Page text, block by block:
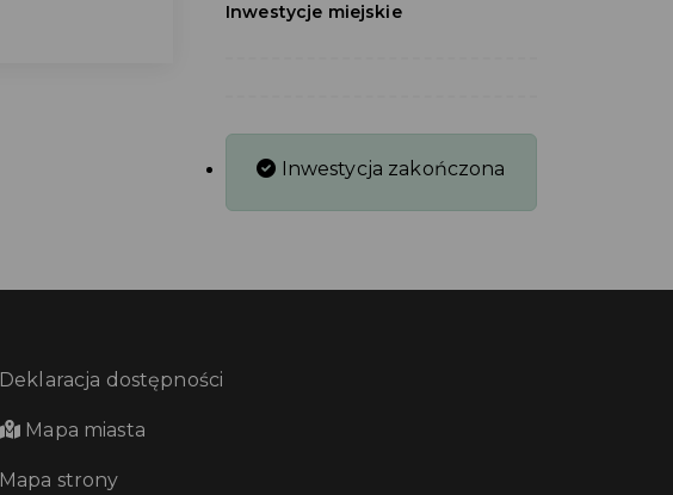
Inwestycje miejskie
Inwestycja zakończona
Deklaracja dostępności
Mapa miasta
Mapa strony